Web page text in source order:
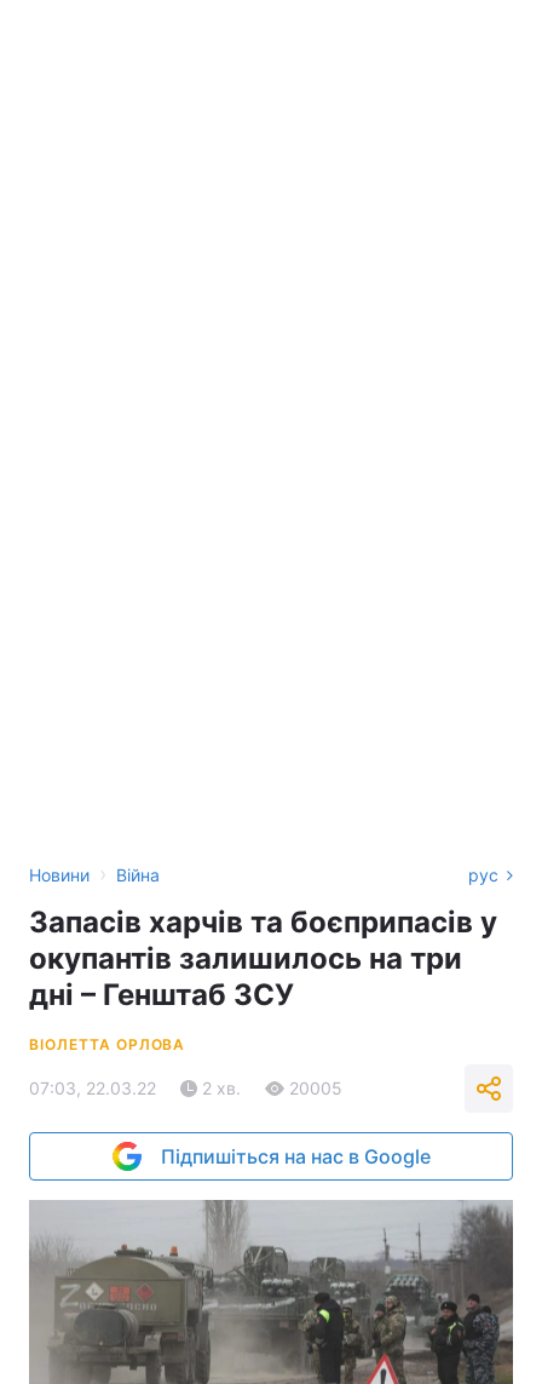
Новини › Війна рус
Запасів харчів та боєприпасів у
окупантів залишилось на три
дні – Генштаб ЗСУ
ВІОЛЕТТА ОРЛОВА
07:03, 22.03.22 2 хв. 20005
Підпишіться на нас в Google